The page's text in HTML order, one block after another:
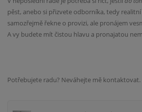
pěst, anebo si přizvete odborníka, tedy realitní
samozřejmě řekne o provizi, ale pronájem
A vy budete mít čistou hlavu a pronajatou
Potřebujete radu? Neváhejte mě kontaktovat.